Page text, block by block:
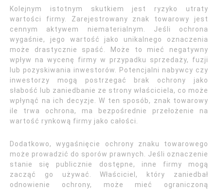
Kolejnym istotnym skutkiem jest ryzyko utraty
wartości firmy. Zarejestrowany znak towarowy jest
cennym aktywem niematerialnym. Jeśli ochrona
wygaśnie, jego wartość jako unikalnego oznaczenia
może drastycznie spaść. Może to mieć negatywny
wpływ na wycenę firmy w przypadku sprzedaży, fuzji
lub pozyskiwania inwestorów. Potencjalni nabywcy czy
inwestorzy mogą postrzegać brak ochrony jako
słabość lub zaniedbanie ze strony właściciela, co może
wpłynąć na ich decyzje. W ten sposób, znak towarowy
ile trwa ochrona, ma bezpośrednie przełożenie na
wartość rynkową firmy jako całości.
Dodatkowo, wygaśnięcie ochrony znaku towarowego
może prowadzić do sporów prawnych. Jeśli oznaczenie
stanie się publicznie dostępne, inne firmy mogą
zacząć go używać. Właściciel, który zaniedbał
odnowienie ochrony, może mieć ograniczoną